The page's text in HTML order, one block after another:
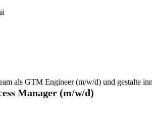
als GTM Engineer (m/w/d) und gestalte
Manager (m/w/d)